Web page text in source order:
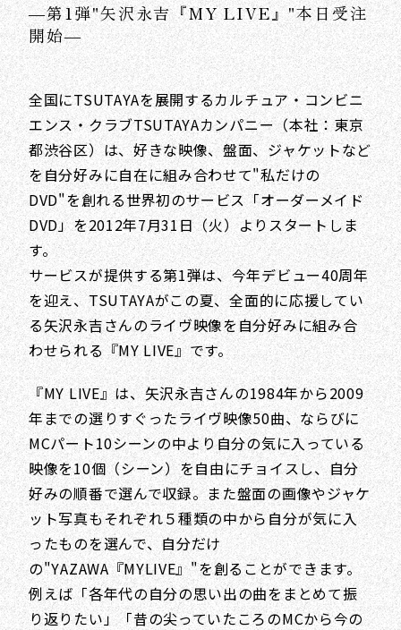
―第1弾"矢沢永吉『MY LIVE』"本日受注
開始―
全国にTSUTAYAを展開するカルチュア・コンビニ
エンス・クラブTSUTAYAカンパニー（本社：東京
都渋谷区）は、好きな映像、盤面、ジャケットなど
を自分好みに自在に組み合わせて"私だけの
DVD"を創れる世界初のサービス「オーダーメイド
DVD」を2012年7月31日（火）よりスタートしま
す。
サービスが提供する第1弾は、今年デビュー40周年
を迎え、TSUTAYAがこの夏、全面的に応援してい
る矢沢永吉さんのライヴ映像を自分好みに組み合
わせられる『MY LIVE』です。
『MY LIVE』は、矢沢永吉さんの1984年から2009
年までの選りすぐったライヴ映像50曲、ならびに
MCパート10シーンの中より自分の気に入っている
映像を10個（シーン）を自由にチョイスし、自分
好みの順番で選んで収録。また盤面の画像やジャケ
ット写真もそれぞれ５種類の中から自分が気に入
ったものを選んで、自分だけ
の"YAZAWA『MYLIVE』"を創ることができます。
例えば「各年代の自分の思い出の曲をまとめて振
り返りたい」「昔の尖っていたころのMCから今の